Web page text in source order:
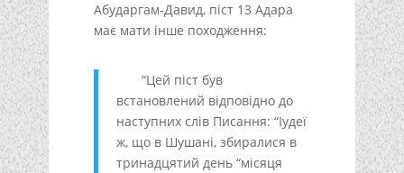
Абударгам-Давид, піст 13 Адара
має мати інше походження:
“Цей піст був
встановлений відповідно до
наступних слів Писання: “Іудеї
ж, що в Шушані, збиралися в
тринадцятий день “місяця